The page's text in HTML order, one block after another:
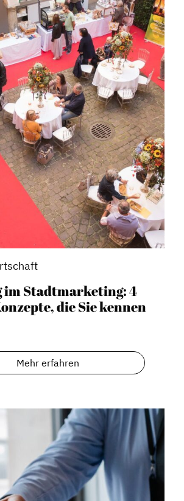
im Stadtmarketing: 4
die Sie kennen
Mehr erfahren